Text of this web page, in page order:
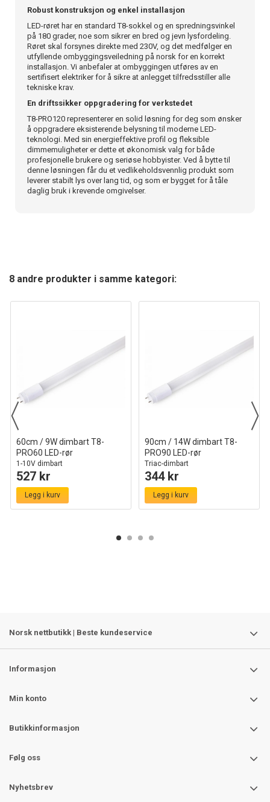
Robust konstruksjon og enkel installasjon
LED-røret har en standard T8-sokkel og en spredningsvinkel
på 180 grader, noe som sikrer en bred og jevn lysfordeling.
Røret skal forsynes direkte med 230V, og det medfølger en
utfyllende ombyggingsveiledning på norsk for en korrekt
installasjon. Vi anbefaler at ombyggingen utføres av en
sertifisert elektriker for å sikre at anlegget tilfredsstiller alle
tekniske krav.
En driftssikker oppgradering for verkstedet
T8-PRO120 representerer en solid løsning for deg som ønsker
å oppgradere eksisterende belysning til moderne LED-
teknologi. Med sin energieffektive profil og fleksible
dimmemuligheter er dette et økonomisk valg for både
profesjonelle brukere og seriøse hobbyister. Ved å bytte til
denne løsningen får du et vedlikeholdsvennlig produkt som
leverer stabilt lys over lang tid, og som er bygget for å tåle
daglig bruk i krevende omgivelser.
8 andre produkter i samme kategori:
60cm / 9W dimbart T8-
PRO60 LED-rør
1-10V dimbart
527 kr
Legg i kurv
90cm / 14W dimbart T8-
PRO90 LED-rør
Triac-dimbart
344 kr
Legg i kurv
Norsk nettbutikk | Beste kundeservice
Informasjon
Min konto
Butikkinformasjon
Følg oss
Nyhetsbrev